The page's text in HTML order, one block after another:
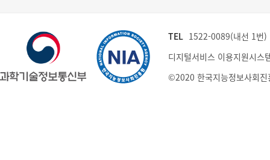
TEL 1522-0089(내선 1번
디지털서비스 이용지원시스
©2020 한국지능정보사회진